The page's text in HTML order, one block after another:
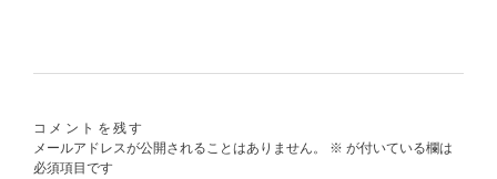
コメントを残す
メールアドレスが公開されることはありません。
※ が付いている欄は
必須項目です